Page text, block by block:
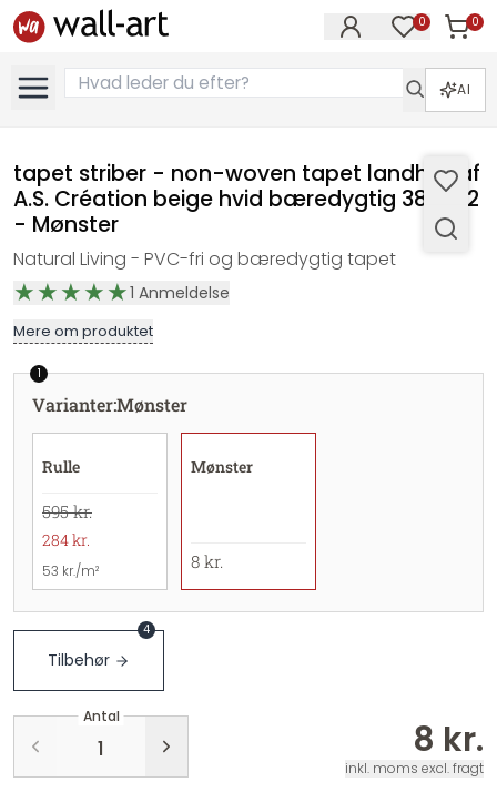
0 0
Varer
AI
tapet striber - non-woven tapet landhus af
A.S. Création beige hvid bæredygtig 386652
- Mønster
Natural Living - PVC-fri og bæredygtig tapet
1 Anmeldelse
Mere om produktet
1
Varianter:Mønster
Rulle
595 kr.
284 kr.
53 kr./m²
Mønster
8 kr.
Tilbehør
4
Antal
8 kr.
inkl. moms excl. fragt